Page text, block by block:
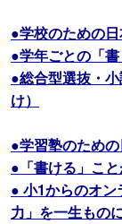
●学校のための日
●学年ごとの「
●総合型選抜・
け）
●学習塾のための
●「書ける」こ
● 小1からのオ
力」を一生もの